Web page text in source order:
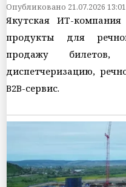
Опубликовано 21.07.2026 13:01
Якутская ИТ-
продукты для
продажу билетов,
диспетчеризацию,
B2B-сервис.